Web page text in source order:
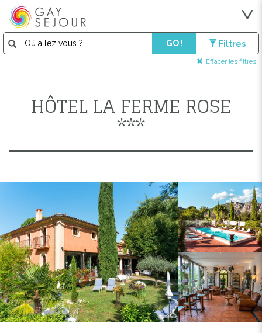
GO ! Filtres
Effacer les filtres
HÔTEL LA FERME ROSE
***